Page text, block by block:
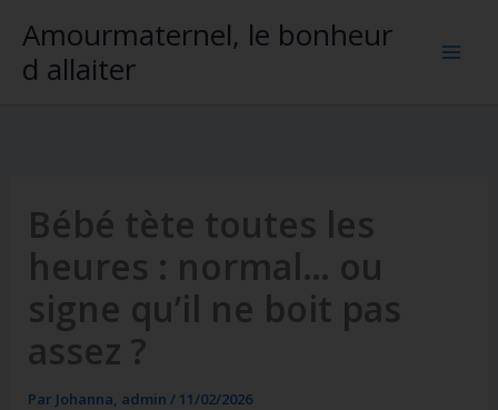
contenu
Amourmaternel, le bonheur
d allaiter
Bébé tète toutes les
heures : normal… ou
signe qu’il ne boit pas
assez ?
Par Johanna, admin / 11/02/2026